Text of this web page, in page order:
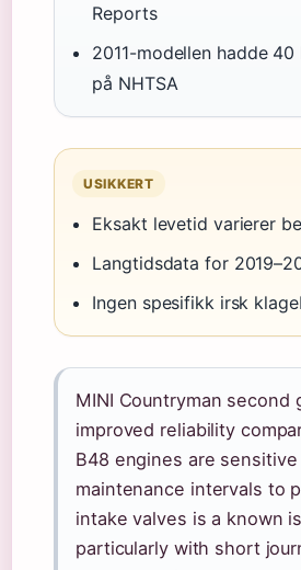
Reports
2011-modellen hadde
på NHTSA
USIKKERT
Eksakt levetid varierer
Langtidsdata for
Ingen spesifikk irsk
MINI Countryman second
improved reliability
B48 engines are
maintenance intervals to
intake valves is a known
particularly with short